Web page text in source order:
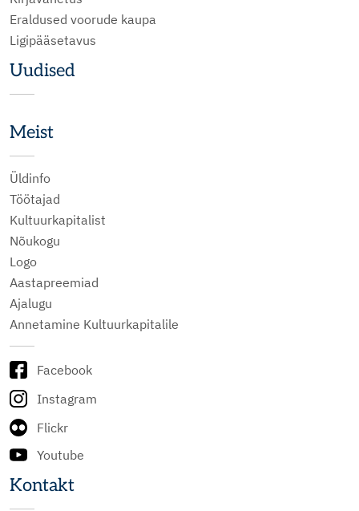
Eraldused voorude kaupa
Ligipääsetavus
Uudised
Meist
Üldinfo
Töötajad
Kultuurkapitalist
Nõukogu
Logo
Aastapreemiad
Ajalugu
Annetamine Kultuurkapitalile
Facebook
Instagram
Flickr
Youtube
Kontakt